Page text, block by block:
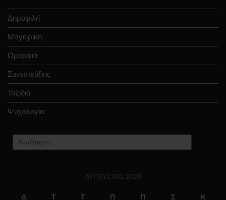
Δημοφιλή
Μαγειρική
Ομορφιά
Συνεντεύξεις
Ταξίδια
Ψυχολογία
ΑΎΓΟΥΣΤΟΣ 2026
Δ Τ Τ Π Π Σ
Κ